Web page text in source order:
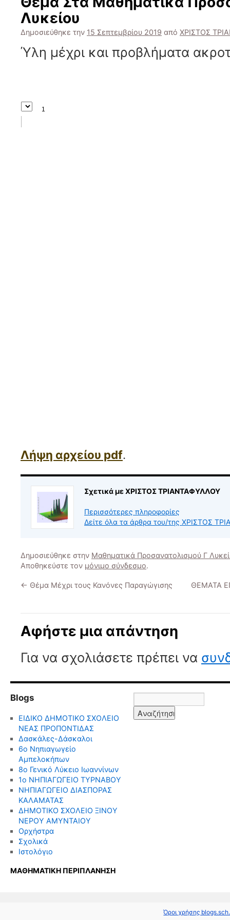
Λυκείου
Δημοσιεύθηκε την 15 Σεπτεμβρίου 2019 από ΧΡΙΣΤΟΣ
Ύλη μέχρι και προβλήματα
Λήψη αρχείου pdf.
Σχετικά με ΧΡΙΣΤΟΣ ΤΡΙΑΝΤΑΦΥΛΛΟΥ
Περισσότερες πληροφορίες
Δείτε όλα τα άρθρα του/της ΧΡΙΣΤΟΣ
Δημοσιεύθηκε στην Μαθηματικά Προσανατολισμού Γ
Αποθηκεύστε τον μόνιμο σύνδεσμο.
← Θέμα Μέχρι τους Κανόνες Παραγώγισης ΘΕΜΑΤΑ
Αφήστε μια απάντηση
Για να σχολιάσετε πρέπει να
Blogs
ΕΙΔΙΚΟ ΔΗΜΟΤΙΚΟ ΣΧΟΛΕΙΟ
ΝΕΑΣ ΠΡΟΠΟΝΤΙΔΑΣ
Δασκάλες-Δάσκαλοι
6ο Νηπιαγωγείο
Αμπελοκήπων
8o Γενικό Λύκειο Ιωαννίνων
1ο ΝΗΠΙΑΓΩΓΕΙΟ ΤΥΡΝΑΒΟΥ
ΝΗΠΙΑΓΩΓΕΙΟ ΔΙΑΣΠΟΡΑΣ
ΚΑΛΑΜΑΤΑΣ
ΔΗΜΟΤΙΚΟ ΣΧΟΛΕΙΟ ΞΙΝΟΥ
ΝΕΡΟΥ ΑΜΥΝΤΑΙΟΥ
Ορχήστρα
Σχολικά
Ιστολόγιο
ΜΑΘΗΜΑΤΙΚΗ ΠΕΡΙΠΛΑΝΗΣΗ
Όροι χρήσης